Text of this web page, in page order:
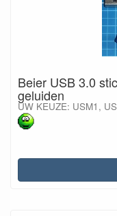
Beier USB 3.0
geluiden
UW KEUZE: USM1,